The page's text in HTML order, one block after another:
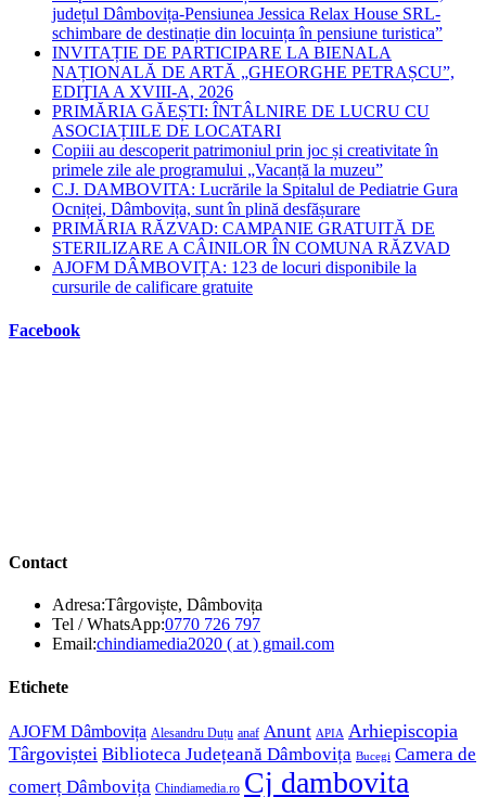
județul Dâmbovița-Pensiunea Jessica Relax House SRL-
schimbare de destinație din locuința în pensiune turistica”
INVITAȚIE DE PARTICIPARE LA BIENALA
NAȚIONALĂ DE ARTĂ „GHEORGHE PETRAȘCU”,
EDIŢIA A XVIII-A, 2026
PRIMĂRIA GĂEȘTI: ÎNTÂLNIRE DE LUCRU CU
ASOCIAȚIILE DE LOCATARI
Copiii au descoperit patrimoniul prin joc și creativitate în
primele zile ale programului „Vacanță la muzeu”
C.J. DAMBOVITA: Lucrările la Spitalul de Pediatrie Gura
Ocniței, Dâmbovița, sunt în plină desfășurare
PRIMĂRIA RĂZVAD: CAMPANIE GRATUITĂ DE
STERILIZARE A CÂINILOR ÎN COMUNA RĂZVAD
AJOFM DÂMBOVIȚA: 123 de locuri disponibile la
cursurile de calificare gratuite
Facebook
Contact
Adresa:Târgoviște, Dâmbovița
Tel / WhatsApp:0770 726 797Opens
in
Email:chindiamedia2020 ( at ) gmail.comOpens
Etichete
AJOFM Dâmbovița Alesandru Duțu anaf Anunt APIA Arhiepiscopia
Târgoviștei Biblioteca Județeană Dâmbovița Bucegi Camera de
comerț Dâmbovița Chindiamedia.ro Cj dambovita